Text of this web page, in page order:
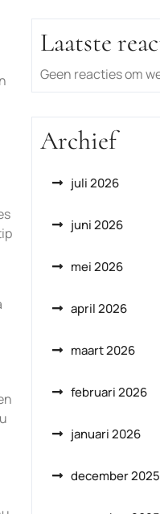
Laatste
Geen reacties om
Archief
juli 2026
juni 2026
mei 2026
april 2026
maart 2026
februari 2026
januari 2026
december 2025